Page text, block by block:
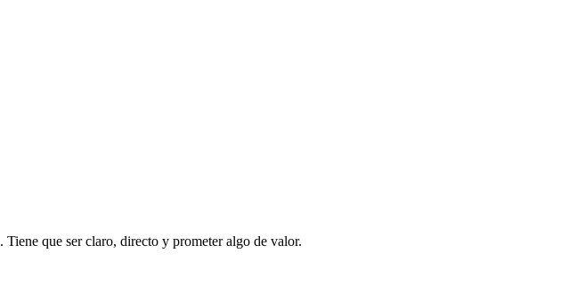
. Tiene que ser claro, directo y prometer algo de valor.